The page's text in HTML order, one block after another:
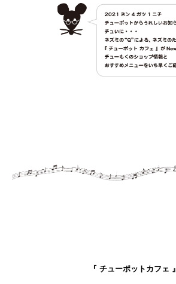
『 チューポットカフェ 』